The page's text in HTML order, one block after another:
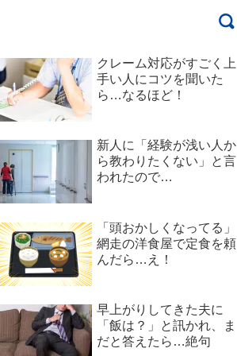
クレーム対応がすごく上
手い人にコツを聞いた
ら…なるほど！
新人に「経験が浅い人か
ら教わりたくない」と言
われたので…
「頭おかしくなってる」
網走の洋食屋で定食を頼
んだら…え！
早上がりしてきた夫に
「飯は？」と訊かれ、ま
だと答えたら…絶句